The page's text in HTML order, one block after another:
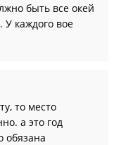
быть все окей
У каждого вое
то место
а это год
обязана